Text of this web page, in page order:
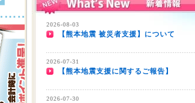
2026-08-03
【熊本地震 被災者支援】について
2026-07-31
【熊本地震支援に関するご報告】
2026-07-30